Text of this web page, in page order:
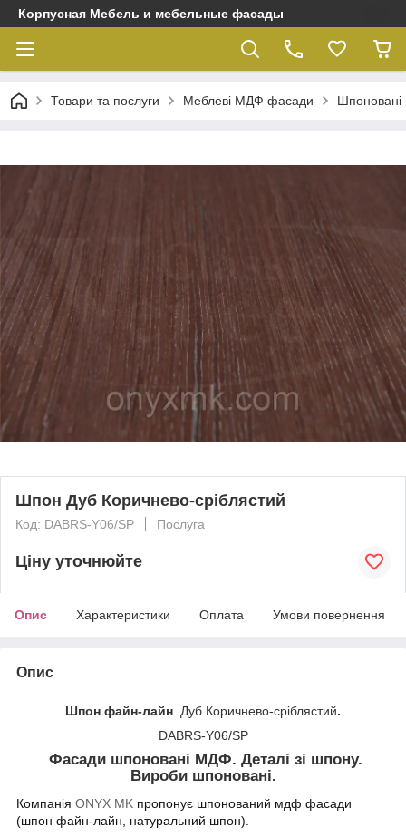
Корпусная Мебель и мебельные фасады
Товари та послуги Меблеві МДФ фасади
Шпон Дуб Коричнево-сріблястий
Код: DABRS-Y06/SP Послуга
Ціну уточнюйте
Опис Характеристики Оплата Умови повернення
Опис
Шпон файн-лайн Дуб Коричнево-сріблястий.
DABRS-Y06/SP
Фасади шпоновані МДФ. Деталі зі шпону.
Вироби шпоновані.
Компанія ONYX MK пропонує шпонований мдф фасади
(шпон файн-лайн, натуральний шпон).